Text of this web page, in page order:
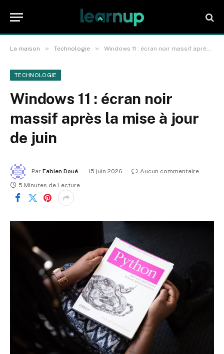
La maison » Technologie » Windows 11 : écran noir massif après la mise à jour de juin
TECHNOLOGIE
Windows 11 : écran noir
massif après la mise à jour
de juin
Par Fabien Doué 15 juin 2026
Aucun commentaire
5 Minutes de Lecture